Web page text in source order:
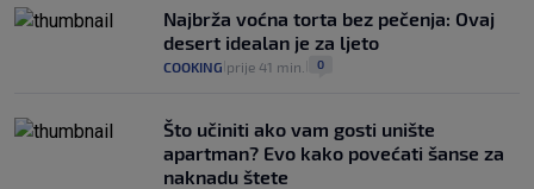
Najbrža voćna torta bez pečenja: Ovaj
desert idealan je za ljeto
COOKING prije 41 min. 0
Što učiniti ako vam gosti unište
apartman? Evo kako povećati šanse za
naknadu štete